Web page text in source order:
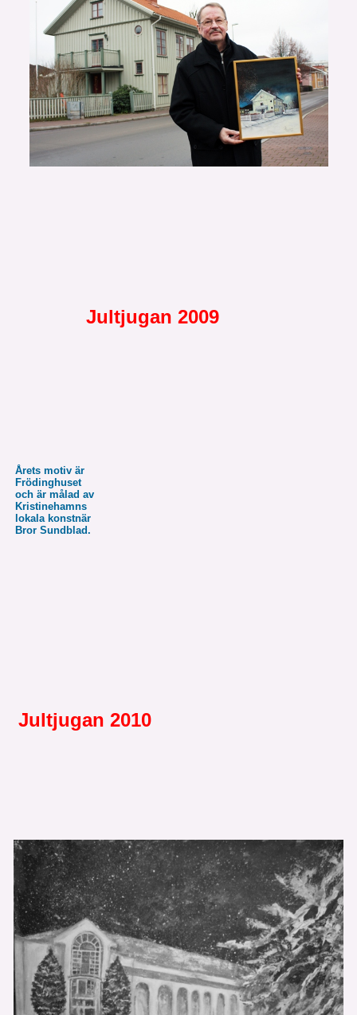
Jultjugan 2009
Årets motiv är
Frödinghuset
och är målad av
Kristinehamns
lokala konstnär
Bror Sundblad.
Jultjugan 2010